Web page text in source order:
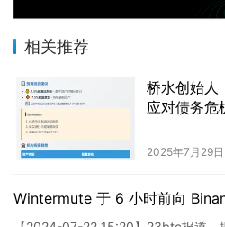
相关推荐
桥水创始人
应对债务危
2025年7月29日
Wintermute 于 6 小时前向